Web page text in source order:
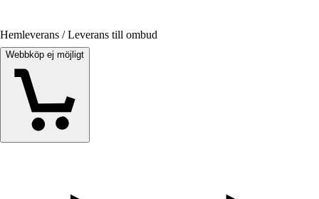
Hemleverans / Leverans till ombud
Webbköp ej möjligt